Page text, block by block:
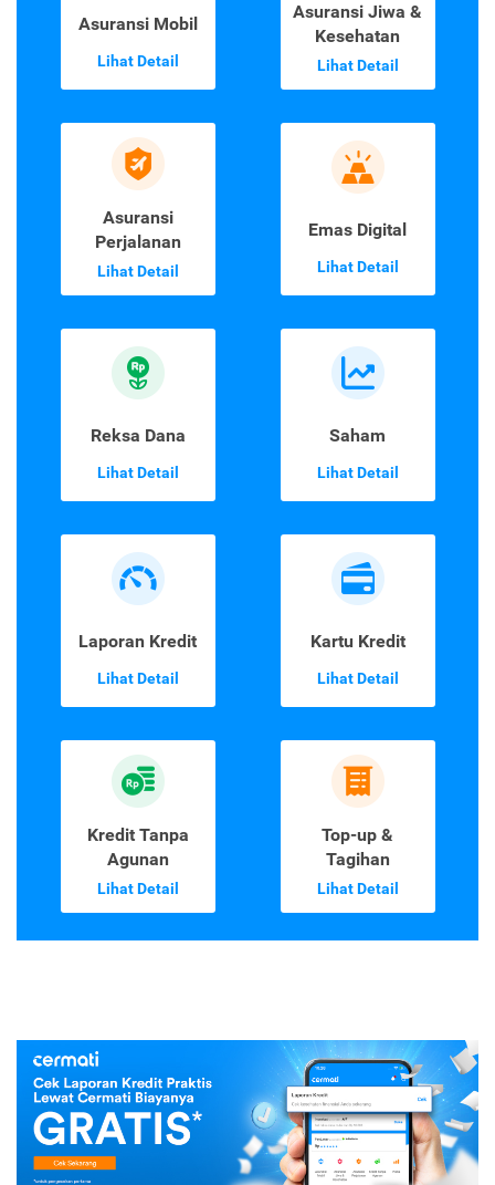
Asuransi Mobil
Lihat Detail
Asuransi Jiwa &
Kesehatan
Lihat Detail
Asuransi
Perjalanan
Lihat Detail
Emas Digital
Lihat Detail
Reksa Dana
Lihat Detail
Saham
Lihat Detail
Laporan Kredit
Lihat Detail
Kartu Kredit
Lihat Detail
Kredit Tanpa
Agunan
Lihat Detail
Top-up &
Tagihan
Lihat Detail